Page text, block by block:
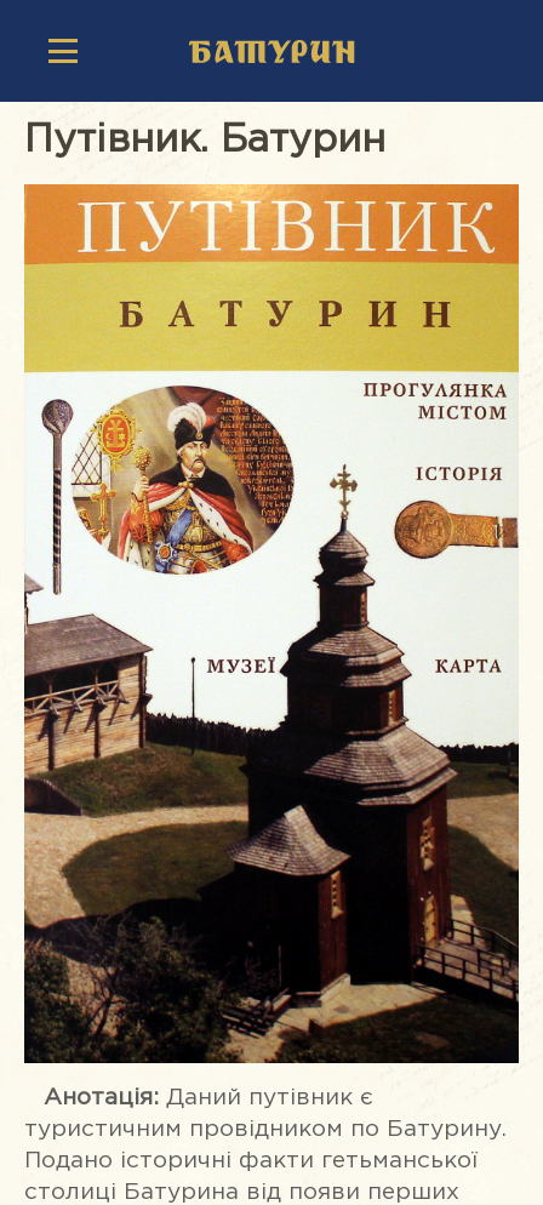
Путівник. Батурин
Анотація: Даний путівник є
туристичним провідником по Батурину.
Подано історичні факти гетьманської
столиці Батурина від появи перших